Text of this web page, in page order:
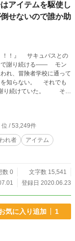
アイテムを駆使し
せないので誰か助
スとの
り続ける―― モン
れ、冒険者学校に通って
い。 それでも
トラップに引っかかり絶
で人を判断するのはやめようね☆
位 / 53,249件
れ者
アイテム
数 0
文字数 15,541
登録日 2020.06.23
気に入り追加 1